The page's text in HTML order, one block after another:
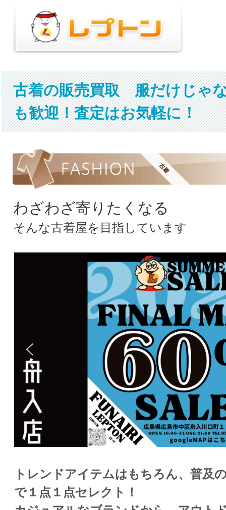
古着の販売買取 服だけじゃ
も歓迎！査定はお気軽に！
わざわざ寄りたくなる
そんな古着屋を目指しています
トレンドアイテムはもちろん、普及
で１点１点セレクト！